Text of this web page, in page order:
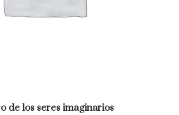
de los seres imaginarios